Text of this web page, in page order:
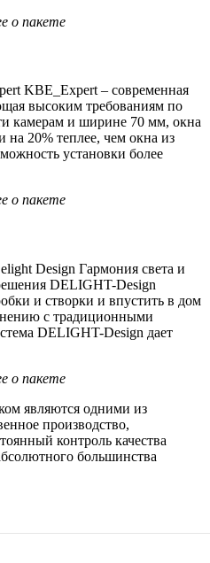
о пакете
KBE_Expert – современная
высоким требованиям по
камерам и ширине 70 мм, окна
20% теплее, чем окна из
установки более
о пакете
Design Гармония света и
DELIGHT-Design
и створки и впустить в дом
с традиционными
DELIGHT-Design дает
о пакете
являются одними из
производство,
контроль качества
большинства